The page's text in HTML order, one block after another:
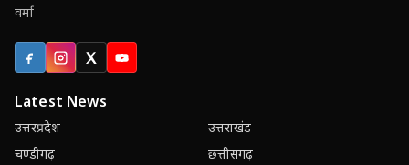
वर्मा
FacebookInstagram
X (Twitter)
YouTube
Latest News
उत्तरप्रदेश
उत्तराखंड
चण्डीगढ़
छत्तीसगढ़